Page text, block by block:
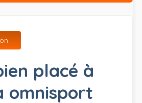
placé à
omnisport